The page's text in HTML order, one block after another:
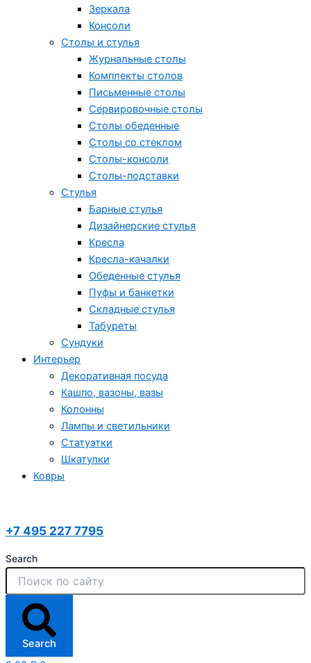
Зеркала
Консоли
Столы и стулья
Журнальные столы
Комплекты столов
Письменные столы
Сервировочные столы
Столы обеденные
Столы со стеклом
Столы-консоли
Столы-подставки
Стулья
Барные стулья
Дизайнерские стулья
Кресла
Кресла-качалки
Обеденные стулья
Пуфы и банкетки
Складные стулья
Табуреты
Сундуки
Интерьер
Декоративная посуда
Кашпо, вазоны, вазы
Колонны
Лампы и светильники
Статуэтки
Шкатулки
Ковры
+7 495 227 7795
Search
Search